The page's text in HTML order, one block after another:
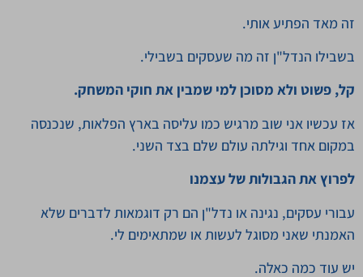
זה מאד הפתיע אותי.
בשבילו הנדל"ן זה מה שעסקים בשבילי.
קל, פשוט ולא מסוכן למי שמבין את חוקי המשחק.
אז עכשיו אני שוב מרגיש כמו עליסה בארץ הפלאות, שנכנסה
במקום אחד וגילתה עולם שלם בצד השני.
לפרוץ את הגבולות של עצמנו
עבורי עסקים, נגינה או נדל"ן הם רק דוגמאות לדברים שלא
האמנתי שאני מסוגל לעשות או שמתאימים לי.
יש עוד כמה כאלה.